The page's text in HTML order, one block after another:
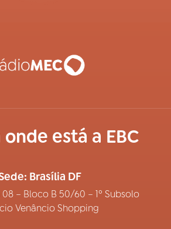
onde está a EBC
Brasília DF
08 – Bloco B 50/60 – 1º Subsolo
Venâncio Shopping